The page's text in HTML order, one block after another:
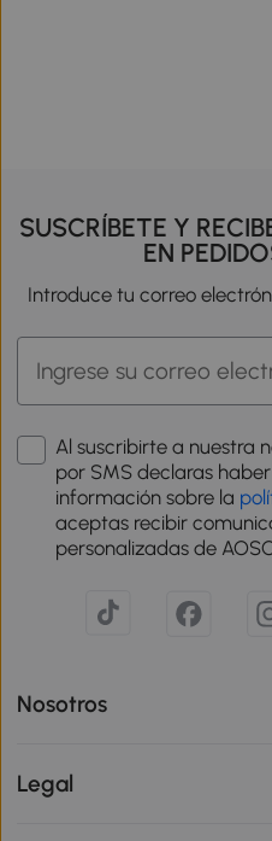
SUSCRÍBETE Y
EN
Introduce tu correo
Al suscribirte a nuestra
por SMS declaras
información sobre la
aceptas recibir
personalizadas de
Nosotros
Legal